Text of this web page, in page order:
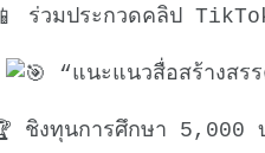
ร่วมประกวดคลิป
“แนะแนวสื่อสร้างสร
ชิงทุนการศึกษา